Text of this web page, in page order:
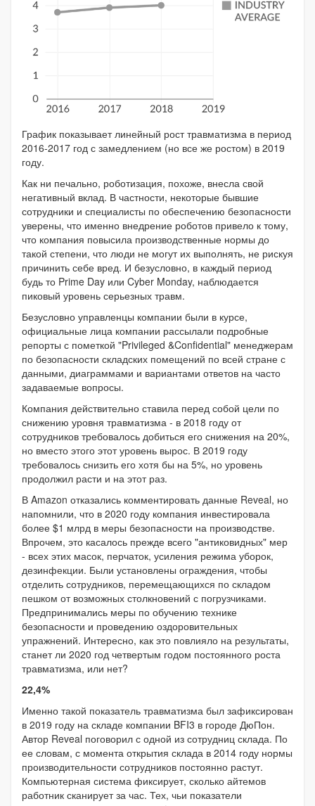
График показывает линейный рост травматизма в период
2016-2017 год с замедлением (но все же ростом) в 2019
году.
Как ни печально, роботизация, похоже, внесла свой
негативный вклад. В частности, некоторые бывшие
сотрудники и специалисты по обеспечению безопасности
уверены, что именно внедрение роботов привело к тому,
что компания повысила производственные нормы до
такой степени, что люди не могут их выполнять, не рискуя
причинить себе вред. И безусловно, в каждый период
будь то Prime Day или Cyber Monday, наблюдается
пиковый уровень серьезных травм.
Безусловно управленцы компании были в курсе,
официальные лица компании рассылали подробные
репорты с пометкой "Privileged &Confidential" менеджерам
по безопасности складских помещений по всей стране с
данными, диаграммами и вариантами ответов на часто
задаваемые вопросы.
Компания действительно ставила перед собой цели по
снижению уровня травматизма - в 2018 году от
сотрудников требовалось добиться его снижения на 20%,
но вместо этого этот уровень вырос. В 2019 году
требовалось снизить его хотя бы на 5%, но уровень
продолжил расти и на этот раз.
В Amazon отказались комментировать данные Reveal, но
напомнили, что в 2020 году компания инвестировала
более $1 млрд в меры безопасности на производстве.
Впрочем, это касалось прежде всего "антиковидных" мер
- всех этих масок, перчаток, усиления режима уборок,
дезинфекции. Были установлены ограждения, чтобы
отделить сотрудников, перемещающихся по складом
пешком от возможных столкновений с погрузчиками.
Предпринимались меры по обучению технике
безопасности и проведению оздоровительных
упражнений. Интересно, как это повлияло на результаты,
станет ли 2020 год четвертым годом постоянного роста
травматизма, или нет?
22,4%
Именно такой показатель травматизма был зафиксирован
в 2019 году на складе компании BFI3 в городе ДюПон.
Автор Reveal поговорил с одной из сотрудниц склада. По
ее словам, с момента открытия склада в 2014 году нормы
производительности сотрудников постоянно растут.
Компьютерная система фиксирует, сколько айтемов
работник сканирует за час. Тех, чьи показатели